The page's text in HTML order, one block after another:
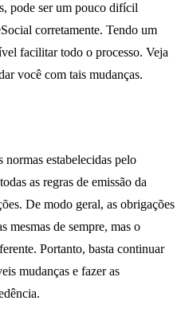
pode ser um pouco difícil
corretamente. Tendo um
facilitar todo o processo. Veja
você com tais mudanças.
normas estabelecidas pelo
as regras de emissão da
De modo geral, as obrigações
mesmas de sempre, mas o
Portanto, basta continuar
mudanças e fazer as